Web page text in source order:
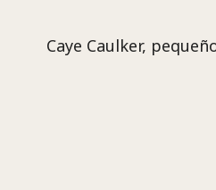
Caye Caulker,